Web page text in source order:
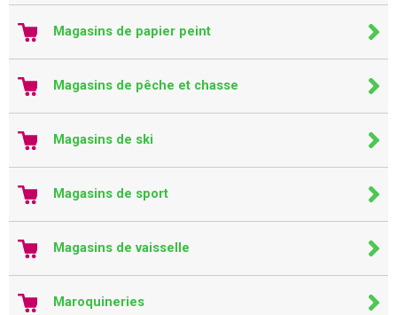
Magasins de papier peint
Magasins de pêche et chasse
Magasins de ski
Magasins de sport
Magasins de vaisselle
Maroquineries